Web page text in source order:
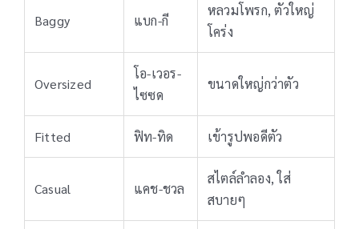
Baggy แบก-กี
หลวมโพรก, ตัวใหญ่
โคร่ง
Oversized
โอ-เวอร-
ไซซด
ขนาดใหญ่กว่าตัว
Fitted ฟิท-ทิด เข้ารูปพอดีตัว
Casual แคช-ชวล
สไตล์ลำลอง, ใส่
สบายๆ